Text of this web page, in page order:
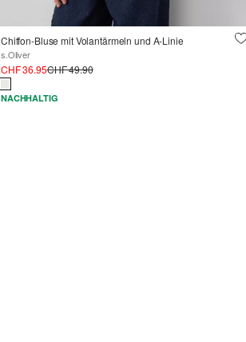
Chiffon-Bluse mit Volantärmeln und A-Linie
s.Oliver
CHF 36.95CHF 49.90
NACHHALTIG